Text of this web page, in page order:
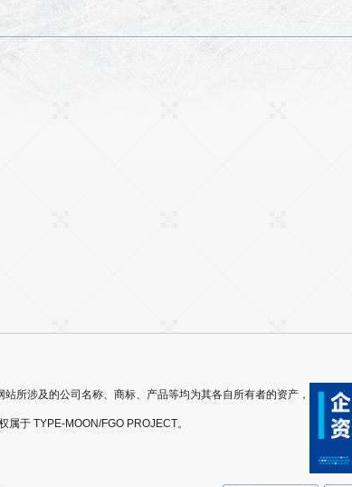
所涉及的公司名称、商标、产品等均为其各自所有者的资产，
于 TYPE-MOON/FGO PROJECT。